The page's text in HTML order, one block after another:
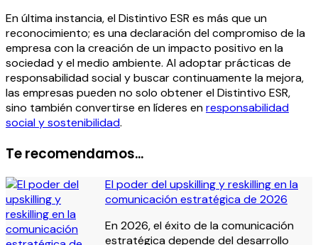
En última instancia, el Distintivo ESR es más que un
reconocimiento; es una declaración del compromiso de la
empresa con la creación de un impacto positivo en la
sociedad y el medio ambiente. Al adoptar prácticas de
responsabilidad social y buscar continuamente la mejora,
las empresas pueden no solo obtener el Distintivo ESR,
sino también convertirse en líderes enresponsabilidad
social y sostenibilidad.
Te recomendamos...
El poder del upskilling y reskilling en la
comunicación estratégica de 2026
En 2026, el éxito de la comunicación
estratégica depende del desarrollo